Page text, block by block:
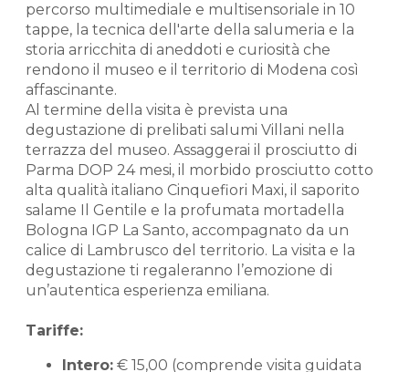
percorso multimediale e multisensoriale in 10
tappe, la tecnica dell'arte della salumeria e la
storia arricchita di aneddoti e curiosità che
rendono il museo e il territorio di Modena così
affascinante.
Al termine della visita è prevista una
degustazione di prelibati salumi Villani nella
terrazza del museo. Assaggerai il prosciutto di
Parma DOP 24 mesi, il morbido prosciutto cotto
alta qualità italiano Cinquefiori Maxi, il saporito
salame Il Gentile e la profumata mortadella
Bologna IGP La Santo, accompagnato da un
calice di Lambrusco del territorio. La visita e la
degustazione ti regaleranno l’emozione di
un’autentica esperienza emiliana.
Tariffe:
Intero: € 15,00 (comprende visita guidata